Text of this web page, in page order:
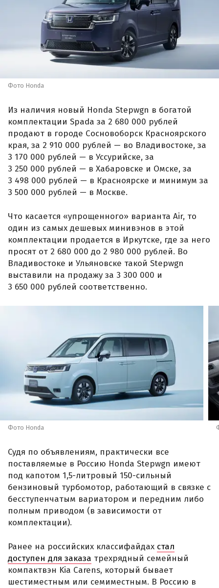
Фото Honda
Из наличия новый Honda Stepwgn в богатой
комплектации Spada за 2 680 000 рублей
продают в городе Сосновоборск Красноярского
края, за 2 910 000 рублей — во Владивостоке, за
3 170 000 рублей — в Уссурийске, за
3 250 000 рублей — в Хабаровске и Омске, за
3 498 000 рублей — в Красноярске и минимум за
3 500 000 рублей — в Москве.
Что касается «упрощенного» варианта Air, то
один из самых дешевых минивэнов в этой
комплектации продается в Иркутске, где за него
просят от 2 680 000 до 2 980 000 рублей. Во
Владивостоке и Ульяновске такой Stepwgn
выставили на продажу за 3 300 000 и
3 650 000 рублей соответственно.
Фото Honda
Судя по объявлениям, практически все
поставляемые в Россию Honda Stepwgn имеют
под капотом 1,5-литровый 150-сильный
бензиновый турбомотор, работающий в связке с
бесступенчатым вариатором и передним либо
полным приводом (в зависимости от
комплектации).
Ранее на российских классифайдах стал
доступен для заказа трехрядный семейный
компактвэн Kia Carens, который бывает
шестиместным или семиместным. В Россию в